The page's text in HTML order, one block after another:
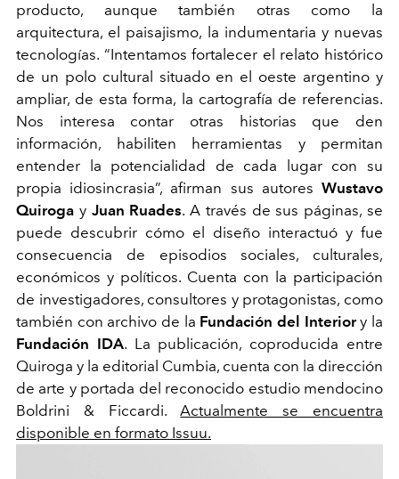
producto, aunque también otras como la
arquitectura, el paisajismo, la indumentaria y nuevas
tecnologías. “Intentamos fortalecer el relato histórico
de un polo cultural situado en el oeste argentino y
ampliar, de esta forma, la cartografía de referencias.
Nos interesa contar otras historias que den
información, habiliten herramientas y permitan
entender la potencialidad de cada lugar con su
propia idiosincrasia”, afirman sus autores Wustavo
Quiroga y Juan Ruades. A través de sus páginas, se
puede descubrir cómo el diseño interactuó y fue
consecuencia de episodios sociales, culturales,
económicos y políticos. Cuenta con la participación
de investigadores, consultores y protagonistas, como
también con archivo de la Fundación del Interiory la
Fundación IDA. La publicación, coproducida entre
Quiroga y la editorial Cumbia, cuenta con la dirección
de arte y portada del reconocido estudio mendocino
Boldrini & Ficcardi.Actualmente se encuentra
disponible en formato Issuu.